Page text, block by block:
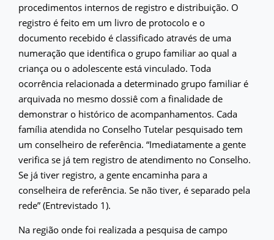
procedimentos internos de registro e distribuição. O
registro é feito em um livro de protocolo e o
documento recebido é classificado através de uma
numeração que identifica o grupo familiar ao qual a
criança ou o adolescente está vinculado. Toda
ocorrência relacionada a determinado grupo familiar é
arquivada no mesmo dossiê com a finalidade de
demonstrar o histórico de acompanhamentos. Cada
família atendida no Conselho Tutelar pesquisado tem
um conselheiro de referência. “Imediatamente a gente
verifica se já tem registro de atendimento no Conselho.
Se já tiver registro, a gente encaminha para a
conselheira de referência. Se não tiver, é separado pela
rede” (Entrevistado 1).
Na região onde foi realizada a pesquisa de campo